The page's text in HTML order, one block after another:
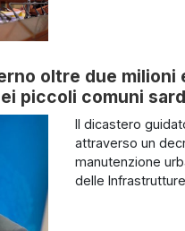
oltre due
piccoli comuni
Il dicastero
attraverso un
manutenzione
delle